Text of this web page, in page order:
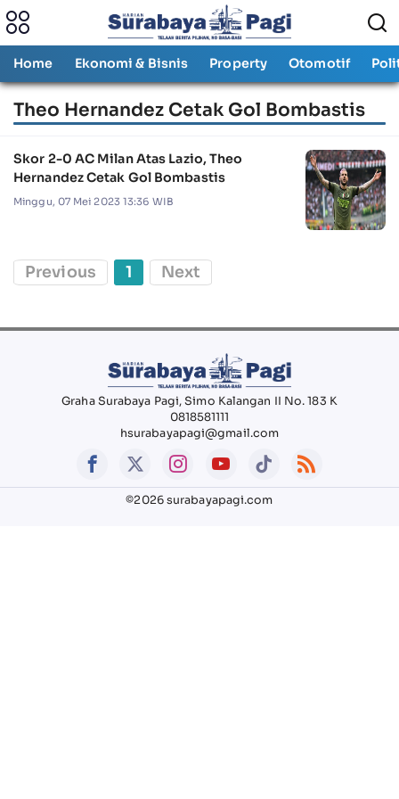
Home Ekonomi & Bisnis Property Otomotif
Theo Hernandez Cetak Gol Bombastis
Skor 2-0 AC Milan Atas Lazio, Theo
Hernandez Cetak Gol Bombastis
Minggu, 07 Mei 2023 13:36 WIB
Previous 1 Next
Graha Surabaya Pagi, Simo Kalangan II No. 183 K
0818581111
hsurabayapagi@gmail.com
©2026 surabayapagi.com